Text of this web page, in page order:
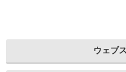
ウェブ